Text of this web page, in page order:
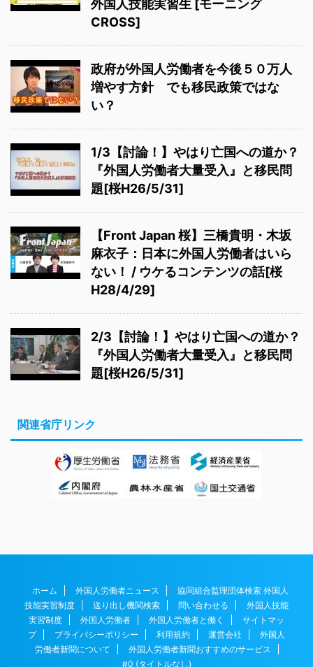
外国人技能実習生 [モーニング
CROSS]
政府が外国人労働者を今後５０万人
増やす方針 でも移民政策ではな
い？
1/3【討論！】やはり亡国への道か？
『外国人労働者大量受入』と移民問
題[桜H26/5/31]
【Front Japan 桜】三橋貴明・木坂
麻衣子：日本に外国人労働者はいら
ない！ / ウケるコンテンツの話[桜
H28/4/29]
2/3【討論！】やはり亡国への道か？
『外国人労働者大量受入』と移民問
題[桜H26/5/31]
関連省庁リンク
ホーム 外国人労働者ニュース
協同組合監理団体検索 外国人
技能実習制度
送り出し機関検索 問い合わせる
外国人技能
実習制度
外国人労働者 外国人労働者と働く
サイトマッ
プ
プライバシーポリシー 利用規約 運営会社
外国人
労働者新聞について
外国人労働者新聞おすすめのサービス
#0 (タイトルなし)